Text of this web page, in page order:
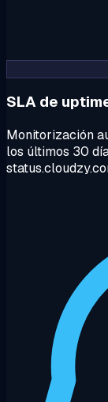
SLA de
Monitorización
los últimos 30